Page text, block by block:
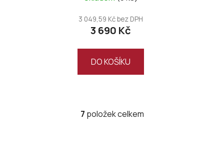
3 049,59 Kč bez DPH
3 690 Kč
DO KOŠÍKU
O
7 položek celkem